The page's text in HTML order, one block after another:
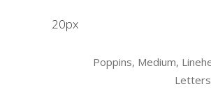
20px
Poppins, Medium,